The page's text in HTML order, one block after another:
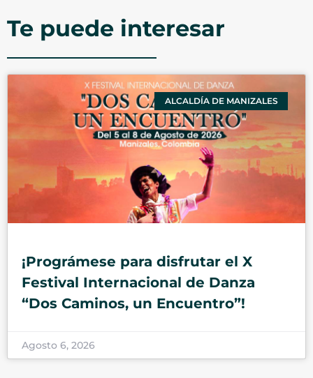
Te puede interesar
ALCALDÍA DE MANIZALES
¡Prográmese para disfrutar el X
Festival Internacional de Danza
“Dos Caminos, un Encuentro”!
Agosto 6, 2026